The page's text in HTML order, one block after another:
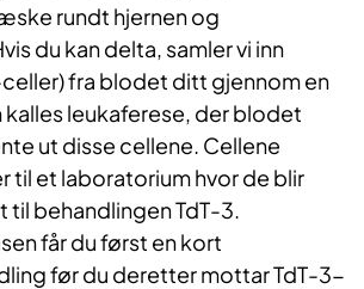
rundt hjernen og
du kan delta, samler vi inn
fra blodet ditt gjennom en
leukaferese, der blodet
ut disse cellene. Cellene
til et laboratorium hvor de blir
til behandlingen TdT-3.
får du først en kort
før du deretter mottar TdT-3-